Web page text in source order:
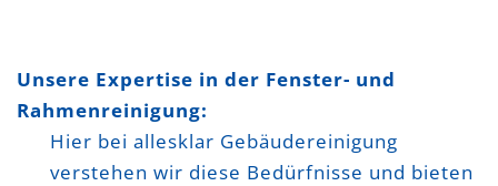
Unsere Expertise in der Fenster- und
Rahmenreinigung:
Hier bei allesklar Gebäudereinigung
verstehen wir diese Bedürfnisse und bieten